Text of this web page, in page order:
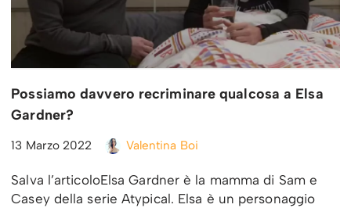
Possiamo davvero recriminare qualcosa a Elsa
Gardner?
13 Marzo 2022 Valentina Boi
Salva l’articoloElsa Gardner è la mamma di Sam e
Casey della serie Atypical. Elsa è un personaggio